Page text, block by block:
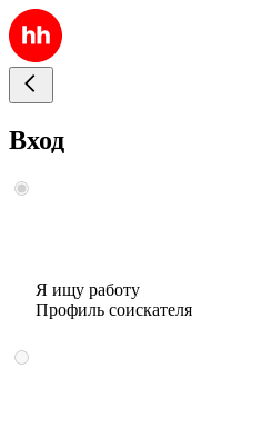
Вход
Я ищу работу
Профиль соискателя